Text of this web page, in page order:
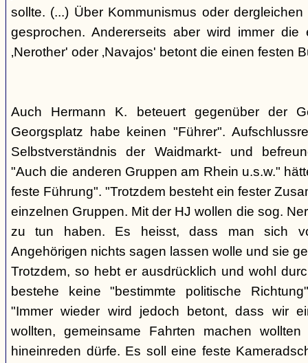
sollte. (...) Über Kommunismus oder
gesprochen. Andererseits aber wird immer die
‚Nerother' oder ‚Navajos' betont die einen festen
Auch Hermann K. beteuert gegenüber der
Georgsplatz habe keinen "Führer".
Selbstverständnis der Waidmarkt- und
"Auch die anderen Gruppen am Rhein u.s.w."
feste Führung". "Trotzdem besteht ein fester
einzelnen Gruppen. Mit der HJ wollen die sog.
zu tun haben. Es heisst, dass man sich
Angehörigen nichts sagen lassen wolle und sie
Trotzdem, so hebt er ausdrücklich und wohl
bestehe keine "bestimmte politische
"Immer wieder wird jedoch betont, dass wir
wollten, gemeinsame Fahrten machen
hineinreden dürfe. Es soll eine feste